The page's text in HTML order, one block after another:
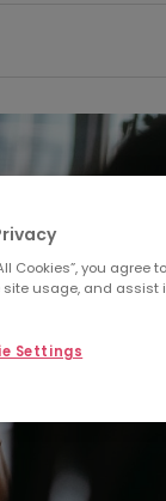
Cookies”, you
usage, and assist
Settings